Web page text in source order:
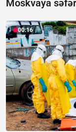
Moskvaya
00:16